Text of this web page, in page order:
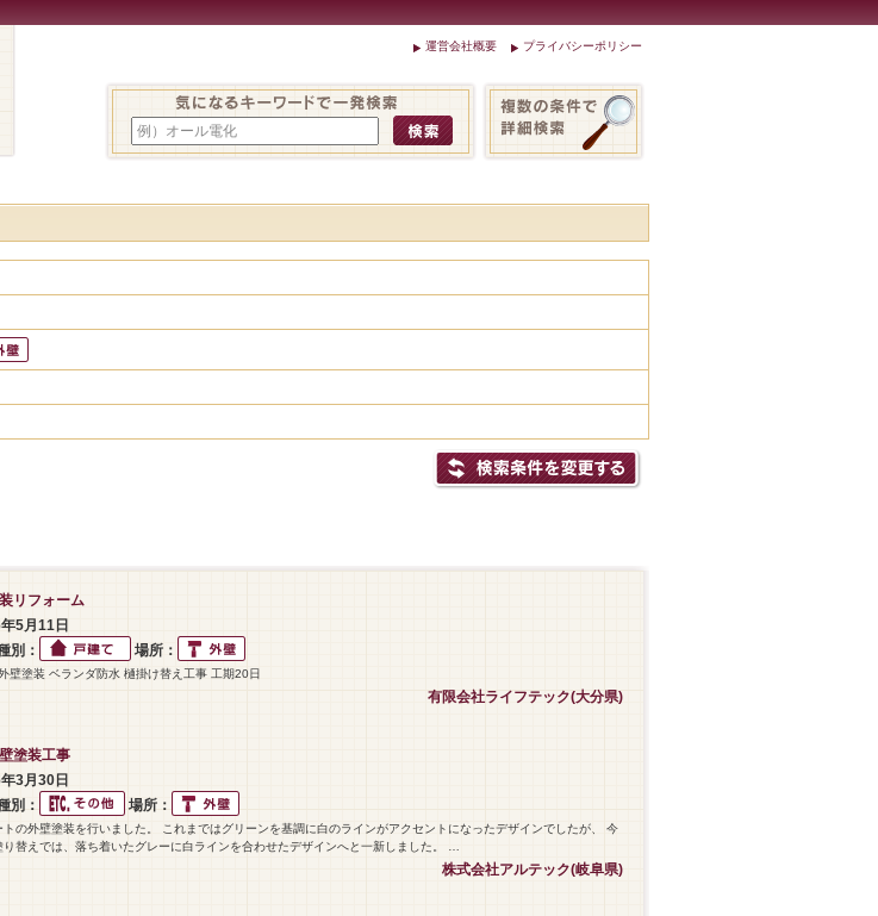
運営会社概要 プライバシーポリシー
例）オール電化
リフォーム
5月11日
別：
場所：
壁塗装 ベランダ防水 樋掛け替え工事 工期20日
有限会社ライフテック(大分県)
塗装工事
3月30日
別：
場所：
トの外壁塗装を行いました。 これまではグリーンを基調に白のラインがアクセントになったデザインでしたが、 今
り替えでは、落ち着いたグレーに白ラインを合わせたデザインへと一新しました。 …
株式会社アルテック(岐阜県)